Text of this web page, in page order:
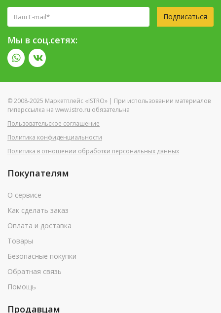
Подписаться
Мы в соц.сетях:
© 2008-2025 Маркетплейс «ISTRO» | При использовании материалов
гиперссылка на www.istro.ru обязательна
Пользовательское соглашение
Политика конфиденциальности
Политика в отношении обработки персональных данных
Покупателям
О сервисе
Как сделать заказ
Оплата и доставка
Товары
Безопасные покупки
Обратная связь
Помощь
Продавцам